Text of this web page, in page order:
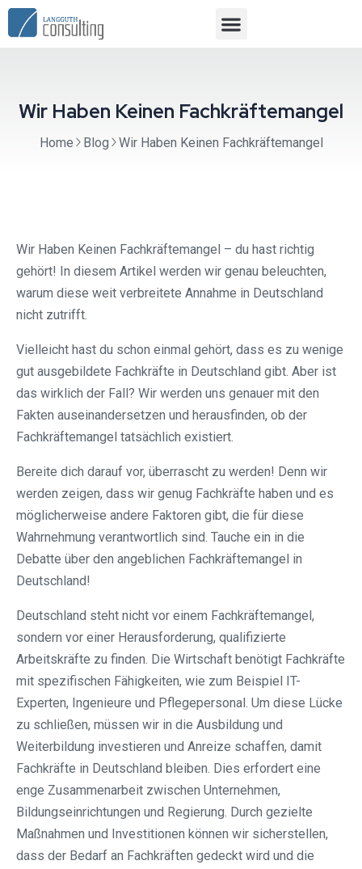
Wir Haben Keinen Fachkräftemangel
Home Blog Wir Haben Keinen Fachkräftemangel
Wir Haben Keinen Fachkräftemangel – du hast richtig
gehört! In diesem Artikel werden wir genau beleuchten,
warum diese weit verbreitete Annahme in Deutschland
nicht zutrifft.
Vielleicht hast du schon einmal gehört, dass es zu wenige
gut ausgebildete Fachkräfte in Deutschland gibt. Aber ist
das wirklich der Fall? Wir werden uns genauer mit den
Fakten auseinandersetzen und herausfinden, ob der
Fachkräftemangel tatsächlich existiert.
Bereite dich darauf vor, überrascht zu werden! Denn wir
werden zeigen, dass wir genug Fachkräfte haben und es
möglicherweise andere Faktoren gibt, die für diese
Wahrnehmung verantwortlich sind. Tauche ein in die
Debatte über den angeblichen Fachkräftemangel in
Deutschland!
Deutschland steht nicht vor einem Fachkräftemangel,
sondern vor einer Herausforderung, qualifizierte
Arbeitskräfte zu finden. Die Wirtschaft benötigt Fachkräfte
mit spezifischen Fähigkeiten, wie zum Beispiel IT-
Experten, Ingenieure und Pflegepersonal. Um diese Lücke
zu schließen, müssen wir in die Ausbildung und
Weiterbildung investieren und Anreize schaffen, damit
Fachkräfte in Deutschland bleiben. Dies erfordert eine
enge Zusammenarbeit zwischen Unternehmen,
Bildungseinrichtungen und Regierung. Durch gezielte
Maßnahmen und Investitionen können wir sicherstellen,
dass der Bedarf an Fachkräften gedeckt wird und die